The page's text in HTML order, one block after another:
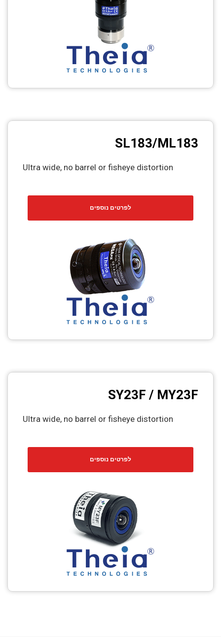
SL183/ML183
Ultra wide, no barrel or fisheye distortion
לפרטים נוספים
SY23F / MY23F
Ultra wide, no barrel or fisheye distortion
לפרטים נוספים